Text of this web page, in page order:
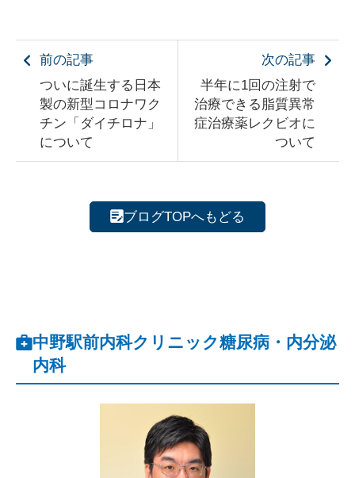
前の記事
ついに誕生する日本
製の新型コロナワク
チン「ダイチロナ」
について
次の記事
半年に1回の注射で
治療できる脂質異常
症治療薬レクビオに
ついて
ブログTOPへもどる
中野駅前内科クリニック糖尿病・内分泌
内科